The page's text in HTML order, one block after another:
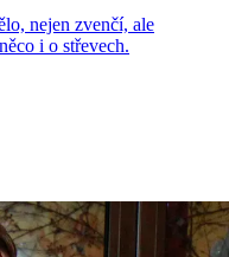
nejen zvenčí, ale
i o střevech.